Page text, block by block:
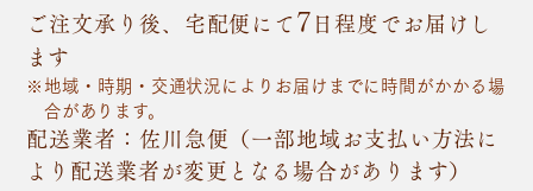
ご注文承り後、宅配便にて7日程度でお届けし
ます
地域・時期・交通状況によりお届けまでに時間がかかる場
合があります。
配送業者：佐川急便（一部地域お支払い方法に
より配送業者が変更となる場合があります）